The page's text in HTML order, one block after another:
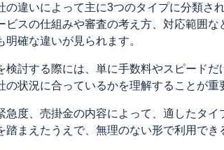
違いによって主に3つのタイプに分類され
ビスの仕組みや審査の考え方、対応範囲な
確な違いが見られます。
討する際には、単に手数料やスピードだ
状況に合っているかを理解することが重
度、売掛金の内容によって、適したタイ
踏まえたうえで、無理のない形で利用でき